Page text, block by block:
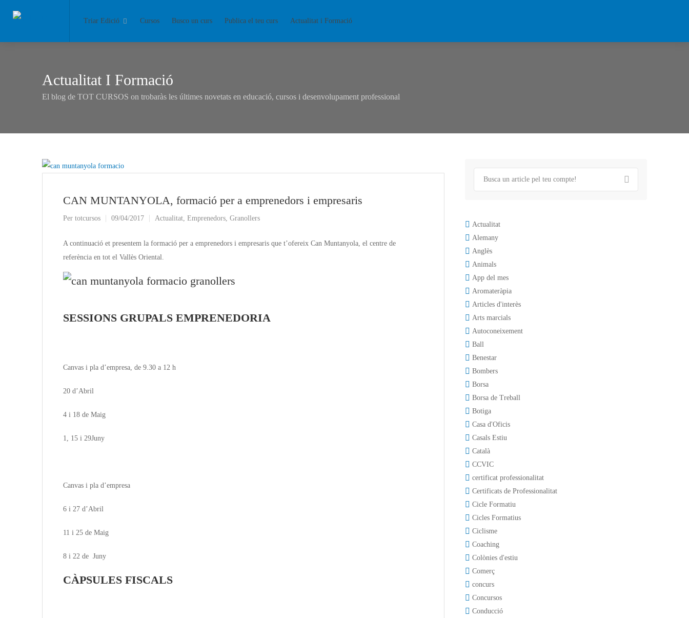
Triar Edició Cursos Busco un curs Publica el teu curs Actualitat i Formació
Actualitat I Formació
El blog de TOT CURSOS on trobaràs les últimes novetats en educació, cursos i desenvolupament professional
CAN MUNTANYOLA, formació per a emprenedors i empresaris
Per totcursos 09/04/2017 Actualitat, Emprenedors, Granollers
A continuació et presentem la formació per a emprenedors i empresaris que t’ofereix Can Muntanyola, el centre de
referència en tot el Vallès Oriental.
SESSIONS GRUPALS EMPRENEDORIA
Canvas i pla d’empresa, de 9.30 a 12 h
20 d’Abril
4 i 18 de Maig
1, 15 i 29Juny
Canvas i pla d’empresa
6 i 27 d’Abril
11 i 25 de Maig
8 i 22 de Juny
CÀPSULES FISCALS
Actualitat
Alemany
Anglès
Animals
App del mes
Aromateràpia
Articles d'interès
Arts marcials
Autoconeixement
Ball
Benestar
Bombers
Borsa
Borsa de Treball
Botiga
Casa d'Oficis
Casals Estiu
Català
CCVIC
certificat professionalitat
Certificats de Professionalitat
Cicle Formatiu
Cicles Formatius
Ciclisme
Coaching
Colònies d'estiu
Comerç
concurs
Concursos
Conducció